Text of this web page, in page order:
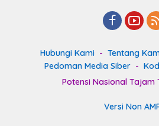
Hubungi Kami Tentang
Pedoman Media Siber
Potensi Nasional Tajam
Versi Non